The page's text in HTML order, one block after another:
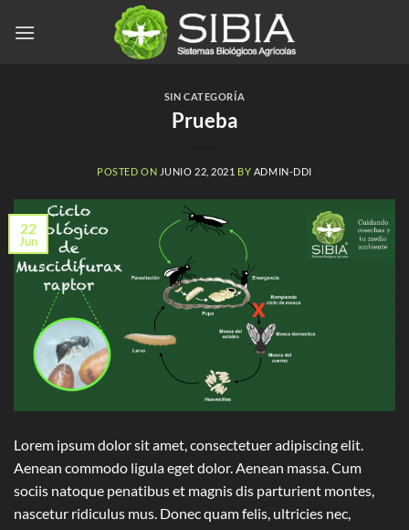
SIN CATEGORÍA
Prueba
POSTED ON JUNIO 22, 2021 BY ADMIN-DDI
22
Jun
Lorem ipsum dolor sit amet, consectetuer adipiscing elit.
Aenean commodo ligula eget dolor. Aenean massa. Cum
sociis natoque penatibus et magnis dis parturient montes,
nascetur ridiculus mus. Donec quam felis, ultricies nec,